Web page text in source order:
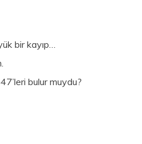
bir kayıp…
bulur muydu?